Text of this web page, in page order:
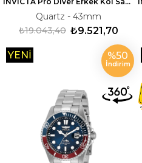
Quartz - 43mm
₺9.521,70
₺19.043,40
%50
İndirim
YENI